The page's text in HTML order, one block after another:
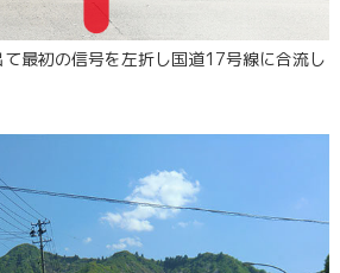
最初の信号を左折し国道17号線に合流し